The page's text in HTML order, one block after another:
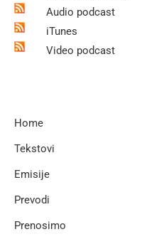
Audio podcast
iTunes
Video podcast
Home
Tekstovi
Emisije
Prevodi
Prenosimo